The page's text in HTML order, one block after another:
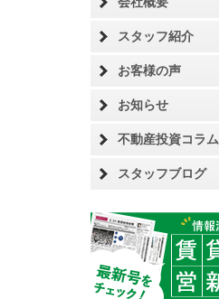
スタッフ紹介
お客様の声
お知らせ
不動産投資コラム
スタッフブログ